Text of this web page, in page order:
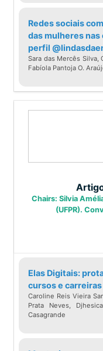
Redes sociais
das mulheres nas
perfil
Sara das Mercês Silva,
Fabíola Pantoja O.
Chairs: Silvia
(UFPR).
Elas Digitais:
cursos e
Caroline Reis Vieira
Prata Neves,
Casagrande